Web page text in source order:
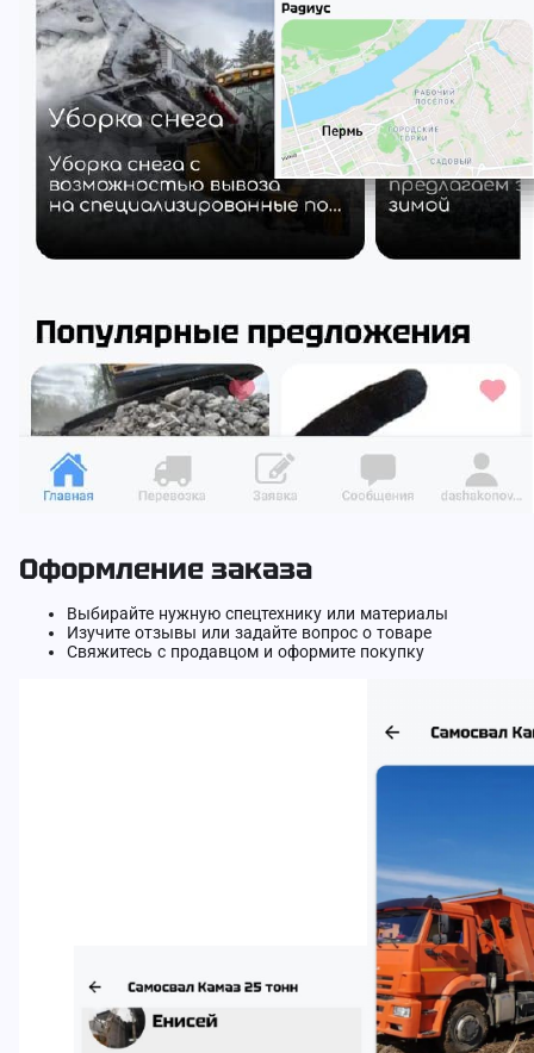
Оформление заказа
Выбирайте нужную спецтехнику или материалы
Изучите отзывы или задайте вопрос о товаре
Свяжитесь с продавцом и оформите покупку